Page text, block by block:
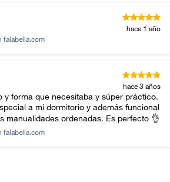
hace 1 año
falabella.com
hace 3 años
y forma que necesitaba y súper práctico.
a mi dormitorio y además funcional
porque tengo todas mis manualidades ordenadas. Es perfecto 👌
falabella.com